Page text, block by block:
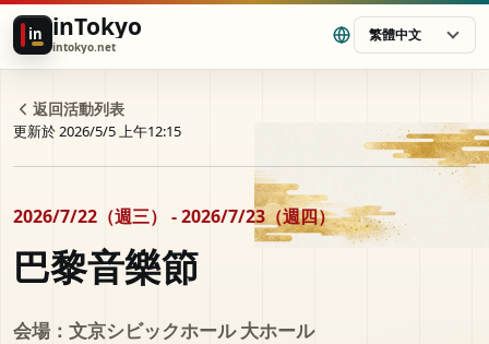
in inTokyo
intokyo.net
繁體中文
返回活動列表
更新於 2026/5/5 上午12:15
2026/7/22（週三） - 2026/7/23（週四）
巴黎音樂節
会場：文京シビックホール 大ホール